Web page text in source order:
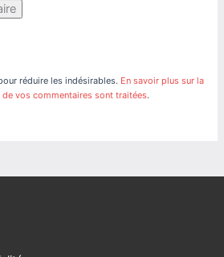
réduire les indésirables. En savoir plus sur la
vos commentaires sont traitées.